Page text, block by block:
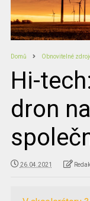
Domů Obnovitelné
Hi-
dron
26.04.2021